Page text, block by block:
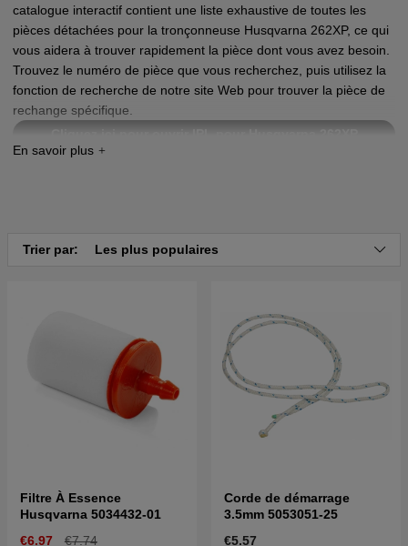
catalogue interactif contient une liste exhaustive de toutes les
pièces détachées pour la tronçonneuse Husqvarna 262XP, ce qui
vous aidera à trouver rapidement la pièce dont vous avez besoin.
Trouvez le numéro de pièce que vous recherchez, puis utilisez la
fonction de recherche de notre site Web pour trouver la pièce de
rechange spécifique.
Trier par: Les plus populaires
Filtre À Essence
Husqvarna 5034432-01
€6.97
€7.74
Corde de démarrage
3.5mm 5053051-25
€5.57